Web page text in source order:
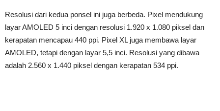
Resolusi dari kedua ponsel ini juga berbeda. Pixel mendukung
layar AMOLED 5 inci dengan resolusi 1.920 x 1.080 piksel dan
kerapatan mencapau 440 ppi. Pixel XL juga membawa layar
AMOLED, tetapi dengan layar 5,5 inci. Resolusi yang dibawa
adalah 2.560 x 1.440 piksel dengan kerapatan 534 ppi.